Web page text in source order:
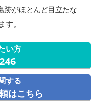
跡がほとんど目立たな
。
い方
する
はこちら